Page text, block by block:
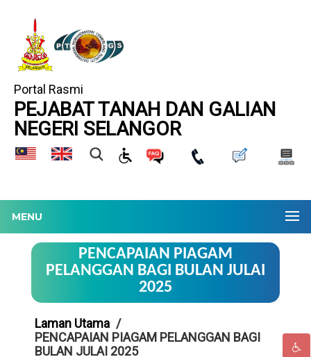
Portal Rasmi
PEJABAT TANAH DAN GALIAN
NEGERI SELANGOR
MENU
PENCAPAIAN PIAGAM
PELANGGAN BAGI BULAN JULAI
2025
Laman Utama
PENCAPAIAN PIAGAM PELANGGAN BAGI
BULAN JULAI 2025